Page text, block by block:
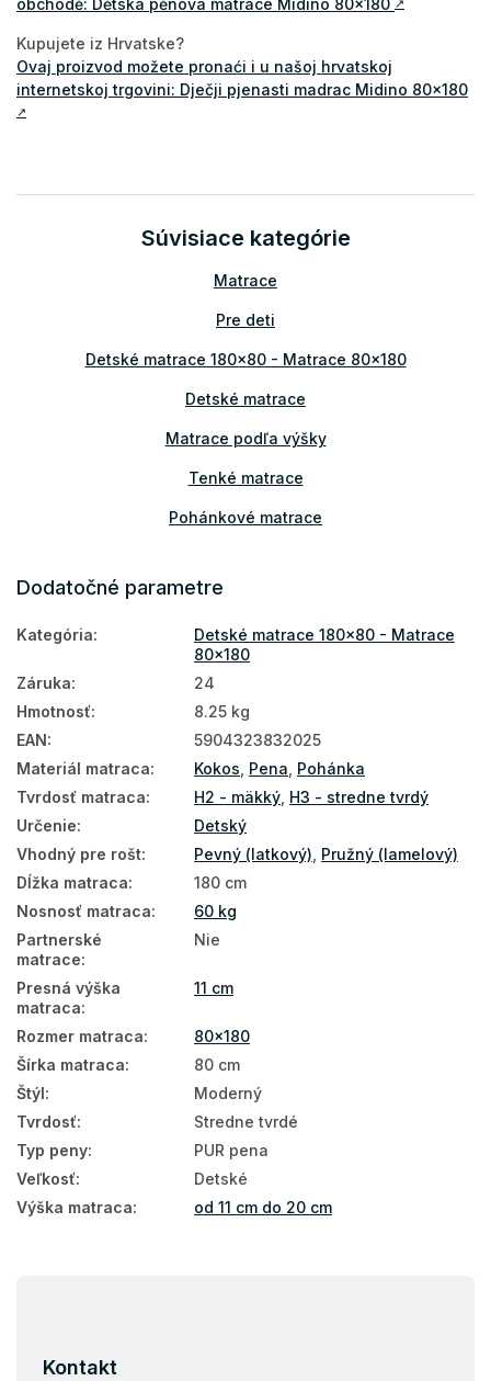
obchodě: Dětská pěnová matrace Midino 80x180 ↗
Kupujete iz Hrvatske?
Ovaj proizvod možete pronaći i u našoj hrvatskoj
internetskoj trgovini: Dječji pjenasti madrac Midino 80x180
↗
Súvisiace kategórie
Matrace
Pre deti
Detské matrace 180x80 - Matrace 80x180
Detské matrace
Matrace podľa výšky
Tenké matrace
Pohánkové matrace
Podlahové matrace
Matrace na zem
Matrace podľa tvrdosti
Mäkké matrace
Detské kokosové matrace
Detské nezónované matrace
Matrace tvrdosť H3
Matrace tvrdosť H2
Dodatočné parametre
Kategória:
Detské matrace 180x80 - Matrace
80x180
Záruka:
24
Hmotnosť:
8.25 kg
EAN:
5904323832025
Materiál matraca: Kokos Pena Pohánka
Tvrdosť matraca: H2 - mäkký H3 - stredne tvrdý
Určenie:
Detský
Vhodný pre rošt: Pevný (latkový) Pružný (lamelový)
Dĺžka matraca:
180 cm
Nosnosť matraca:
60 kg
Partnerské
matrace:
Nie
Presná výška
matraca:
11 cm
Rozmer matraca:
80x180
Šírka matraca:
80 cm
Štýl:
Moderný
Tvrdosť:
Stredne tvrdé
Typ peny:
PUR pena
Veľkosť:
Detské
Výška matraca: od 11 cm do 20 cm
Kontakt